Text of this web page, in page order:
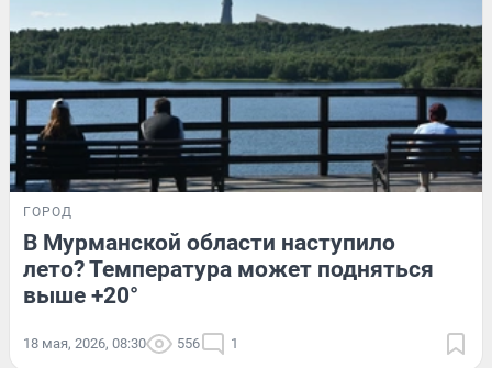
ГОРОД
В Мурманской области наступило
лето? Температура может подняться
выше +20°
18 мая, 2026, 08:30 556 1